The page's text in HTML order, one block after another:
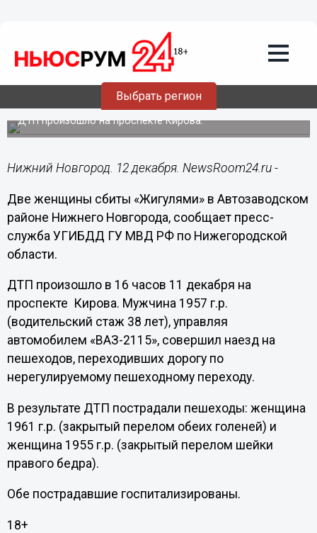
Выбрать регион
12.12.201712:59
Две женщины сбиты «Жигулями» в
Автозаводском районе
ДТП произошло на проспекте Кирова.
Нижний Новгород. 12 декабря. NewsRoom24.ru -
Две женщины сбиты «Жигулями» в Автозаводском
районе Нижнего Новгорода, сообщает пресс-
служба УГИБДД ГУ МВД РФ по Нижегородской
области.
ДТП произошло в 16 часов 11 декабря на
проспекте Кирова. Мужчина 1957 г.р.
(водительский стаж 38 лет), управляя
автомобилем «ВАЗ-2115», совершил наезд на
пешеходов, переходивших дорогу по
нерегулируемому пешеходному переходу.
В результате ДТП пострадали пешеходы: женщина
1961 г.р. (закрытый перелом обеих голеней) и
женщина 1955 г.р. (закрытый перелом шейки
правого бедра).
Обе пострадавшие госпитализированы.
18+